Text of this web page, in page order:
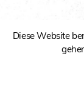
Diese Website